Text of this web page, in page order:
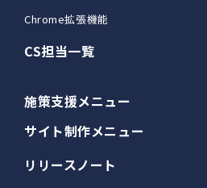
Chrome拡張機能
CS担当一覧
施策支援メニュー
サイト制作メニュー
リリースノート